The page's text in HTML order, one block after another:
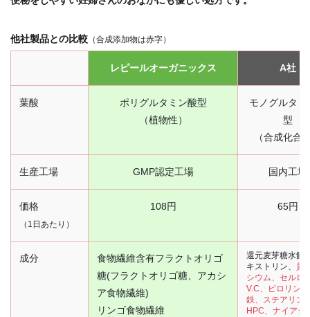
他社製品との比較 （合成添加物は赤字）
レピールオーガニックス A社
葉酸
ポリグルタミン酸型
（植物性）
モノグルタミ
型
（合成化合
生産工場 GMP認定工場 国内工場
価格
（1日あたり）
108円 65円
成分
食物繊維含有フラクトオリゴ
糖(フラクトオリゴ糖、アカシ
ア食物繊維)
リンゴ食物繊維
還元麦芽糖水飴
キストリン、
貝
シウム、セルロ
V.C、ピロリン
鉄、ステアリン
HPC、ナイアシ